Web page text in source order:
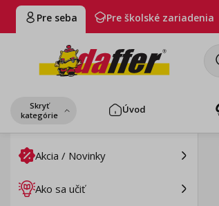
Pre seba Pre školské zariadenia
Skryť
kategórie
Úvod
Akcia / Novinky
Ako sa učiť